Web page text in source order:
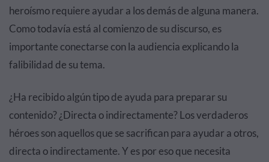
heroísmo requiere ayudar a los demás de alguna manera.
Como todavía está al comienzo de su discurso, es
importante conectarse con la audiencia explicando la
falibilidad de su tema.
¿Ha recibido algún tipo de ayuda para preparar su
contenido? ¿Directa o indirectamente? Los verdaderos
héroes son aquellos que se sacrifican para ayudar a otros,
directa o indirectamente. Y es por eso que necesita